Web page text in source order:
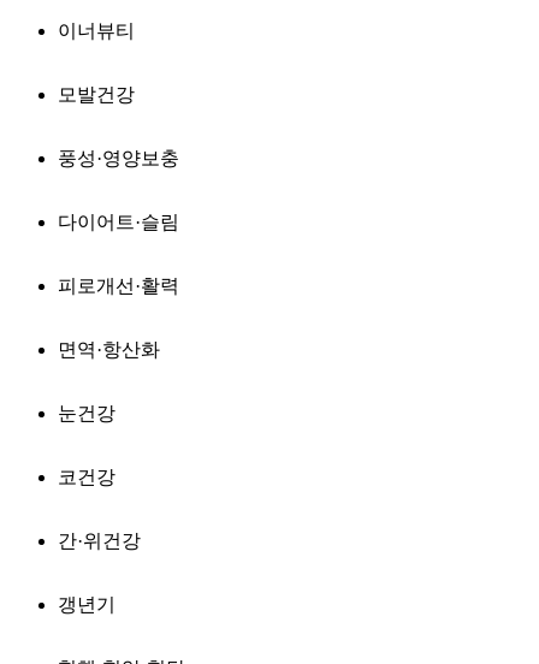
이너뷰티
모발건강
풍성·영양보충
다이어트·슬림
피로개선·활력
면역·항산화
눈건강
코건강
간·위건강
갱년기